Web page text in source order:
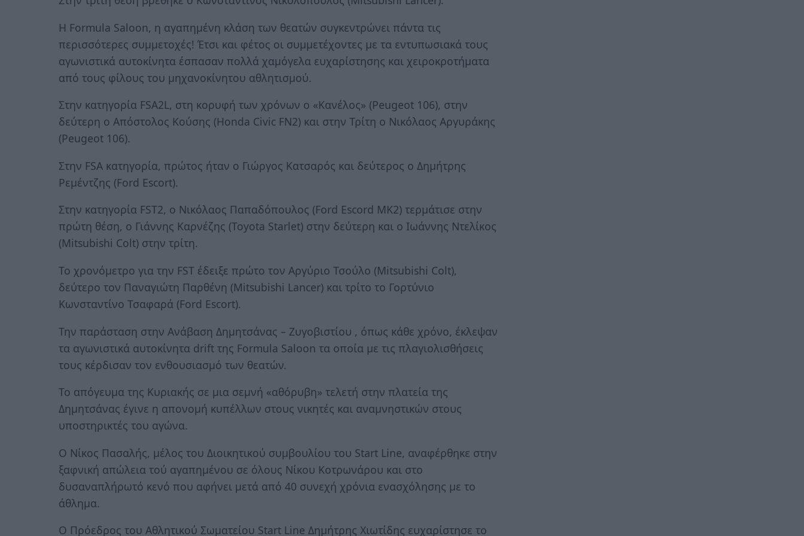
Η Formula Saloon, η αγαπημένη κλάση των θεατών συγκεντρώνει πάντα τις
περισσότερες συμμετοχές! Έτσι και φέτος οι συμμετέχοντες με τα εντυπωσιακά τους
αγωνιστικά αυτοκίνητα έσπασαν πολλά χαμόγελα ευχαρίστησης και χειροκροτήματα
από τους φίλους του μηχανοκίνητου αθλητισμού.
Στην κατηγορία FSA2L, στη κορυφή των χρόνων ο «Κανέλος» (Peugeot 106), στην
δεύτερη ο Απόστολος Κούσης (Honda Civic FN2) και στην Τρίτη ο Νικόλαος Αργυράκης
(Peugeot 106).
Στην FSA κατηγορία, πρώτος ήταν ο Γιώργος Κατσαρός και δεύτερος ο Δημήτρης
Ρεμέντζης (Ford Escort).
Στην κατηγορία FST2, ο Νικόλαος Παπαδόπουλος (Ford Escord MK2) τερμάτισε στην
πρώτη θέση, ο Γιάννης Καρνέζης (Toyota Starlet) στην δεύτερη και ο Ιωάννης Ντελίκος
(Mitsubishi Colt) στην τρίτη.
Το χρονόμετρο για την FST έδειξε πρώτο τον Αργύριο Τσούλο (Mitsubishi Colt),
δεύτερο τον Παναγιώτη Παρθένη (Mitsubishi Lancer) και τρίτο το Γορτύνιο
Κωνσταντίνο Τσαφαρά (Ford Escort).
Την παράσταση στην Ανάβαση Δημητσάνας – Ζυγοβιστίου , όπως κάθε χρόνο, έκλεψαν
τα αγωνιστικά αυτοκίνητα drift της Formula Saloon τα οποία με τις πλαγιολισθήσεις
τους κέρδισαν τον ενθουσιασμό των θεατών.
Το απόγευμα της Κυριακής σε μια σεμνή «αθόρυβη» τελετή στην πλατεία της
Δημητσάνας έγινε η απονομή κυπέλλων στους νικητές και αναμνηστικών στους
υποστηρικτές του αγώνα.
Ο Νίκος Πασαλής, μέλος του Διοικητικού συμβουλίου του Start Line, αναφέρθηκε στην
ξαφνική απώλεια τού αγαπημένου σε όλους Νίκου Κοτρωνάρου και στο
δυσαναπλήρωτό κενό που αφήνει μετά από 40 συνεχή χρόνια ενασχόλησης με το
άθλημα.
Ο Πρόεδρος του Αθλητικού Σωματείου Start Line Δημήτρης Χιωτίδης ευχαρίστησε το